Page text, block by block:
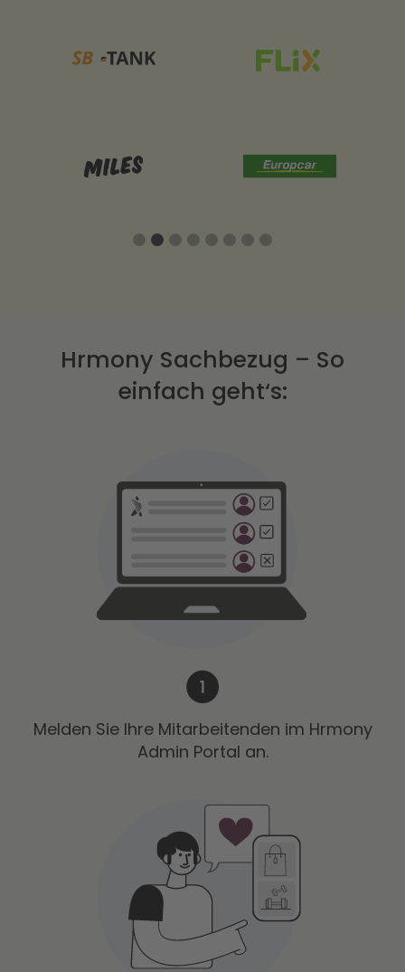
Hrmony Sachbezug – So
einfach geht‘s:
Melden Sie Ihre Mitarbeitenden im Hrmony
Admin Portal an.